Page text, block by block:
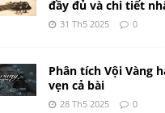
đầy đủ và chi tiết
31 Th5 2025 0
Phân tích Vội Vàng
vẹn cả bài
28 Th5 2025 0